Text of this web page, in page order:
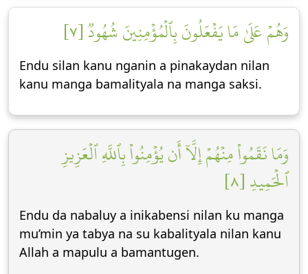
وَهُمۡ عَلَىٰ مَا يَفۡعَلُونَ بِٱلۡمُؤۡمِنِينَ شُهُودٞ [٧]
Endu silan kanu nganin a pinakaydan nilan
kanu manga bamalityala na manga saksi.
وَمَا نَقَمُواْ مِنۡهُمۡ إِلَّآ أَن يُؤۡمِنُواْ بِٱللَّهِ ٱلۡعَزِيزِ
ٱلۡحَمِيدِ [٨]
Endu da nabaluy a inikabensi nilan ku manga
mu’min ya tabya na su kabalityala nilan kanu
Allah a mapulu a bamantugen.